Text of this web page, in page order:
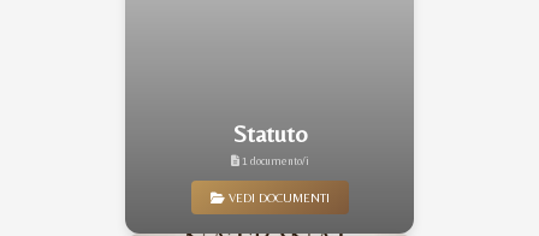
Statuto
1 documento/i
VEDI DOCUMENTI